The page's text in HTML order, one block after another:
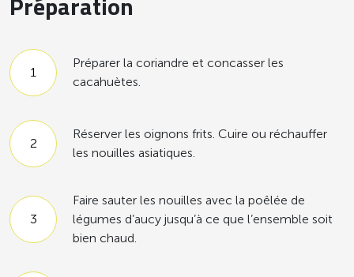
Préparation
Préparer la coriandre et concasser les
cacahuètes.
Réserver les oignons frits. Cuire ou réchauffer
les nouilles asiatiques.
Faire sauter les nouilles avec la poêlée de
légumes d’aucy jusqu’à ce que l’ensemble soit
bien chaud.